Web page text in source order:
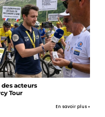
des acteurs
Tour
En savoir plus »